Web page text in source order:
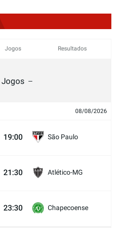
Jogos Resultados
Jogos
08/08/2026
19:00 São Paulo
21:30 Atlético-MG
23:30 Chapecoense